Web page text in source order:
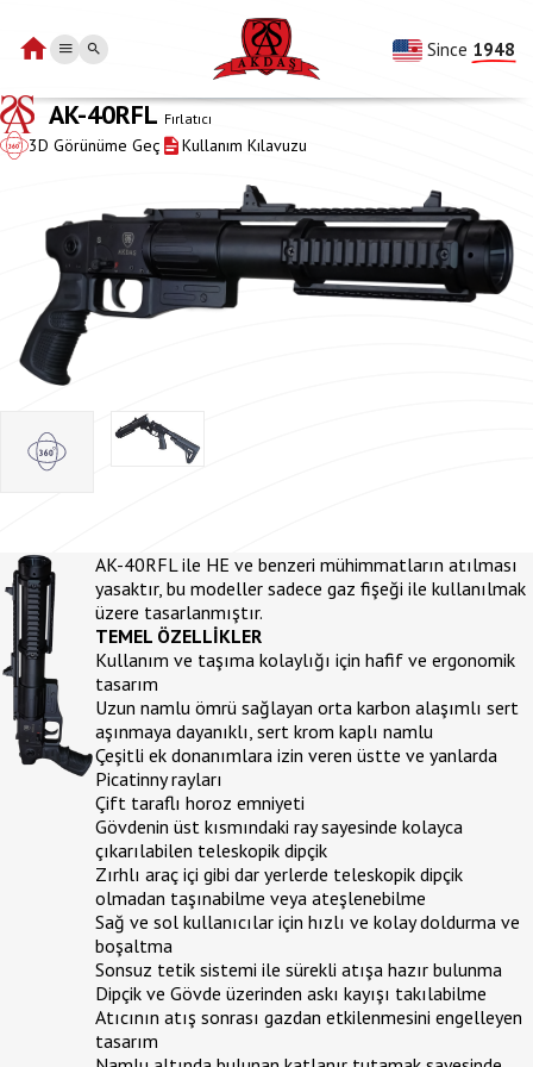
Since 1948
AK-40RFL Fırlatıcı
3D Görünüme Geç Kullanım Kılavuzu
AK-40RFL ile HE ve benzeri mühimmatların atılması
yasaktır, bu modeller sadece gaz fişeği ile kullanılmak
üzere tasarlanmıştır.
TEMEL ÖZELLİKLER
Kullanım ve taşıma kolaylığı için hafif ve ergonomik
tasarım
Uzun namlu ömrü sağlayan orta karbon alaşımlı sert
aşınmaya dayanıklı, sert krom kaplı namlu
Çeşitli ek donanımlara izin veren üstte ve yanlarda
Picatinny rayları
Çift taraflı horoz emniyeti
Gövdenin üst kısmındaki ray sayesinde kolayca
çıkarılabilen teleskopik dipçik
Zırhlı araç içi gibi dar yerlerde teleskopik dipçik
olmadan taşınabilme veya ateşlenebilme
Sağ ve sol kullanıcılar için hızlı ve kolay doldurma ve
boşaltma
Sonsuz tetik sistemi ile sürekli atışa hazır bulunma
Dipçik ve Gövde üzerinden askı kayışı takılabilme
Atıcının atış sonrası gazdan etkilenmesini engelleyen
tasarım